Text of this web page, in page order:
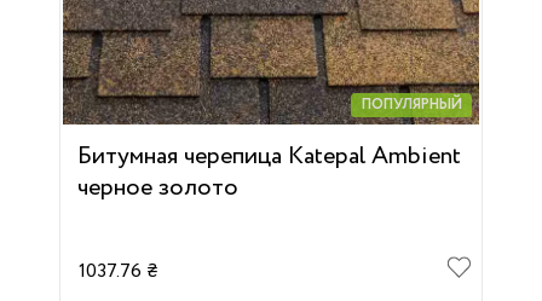
ПОПУЛЯРНЫЙ
Битумная черепица Katepal Ambient
черное золото
1037.76 ₴